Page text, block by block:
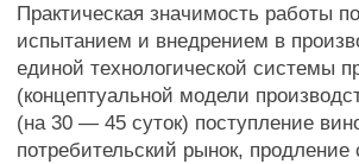
Практическая значимость работы
испытанием и внедрением в
единой технологической системы
(концептуальной модели
(на 30 — 45 суток) поступление
потребительский рынок,